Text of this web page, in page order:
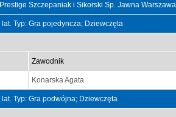
Szczepaniak i Sikorski Sp. Jawna
Typ: Gra pojedyncza; Dziewczęta
Zawodnik
Konarska Agata
lat. Typ: Gra podwójna; Dziewczęta